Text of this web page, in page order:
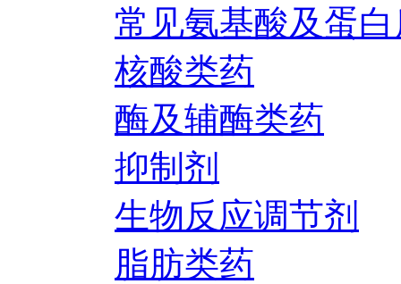
常见氨基酸及蛋
核酸类药
酶及辅酶类药
抑制剂
生物反应调节剂
脂肪类药